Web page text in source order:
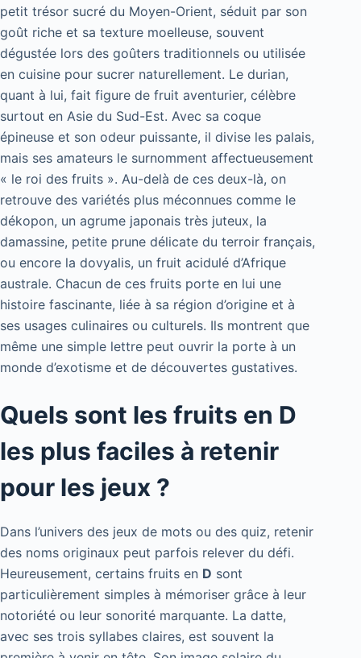
petit trésor sucré du Moyen-Orient, séduit par son
goût riche et sa texture moelleuse, souvent
dégustée lors des goûters traditionnels ou utilisée
en cuisine pour sucrer naturellement. Le durian,
quant à lui, fait figure de fruit aventurier, célèbre
surtout en Asie du Sud-Est. Avec sa coque
épineuse et son odeur puissante, il divise les palais,
mais ses amateurs le surnomment affectueusement
« le roi des fruits ». Au-delà de ces deux-là, on
retrouve des variétés plus méconnues comme le
dékopon, un agrume japonais très juteux, la
damassine, petite prune délicate du terroir français,
ou encore la dovyalis, un fruit acidulé d’Afrique
australe. Chacun de ces fruits porte en lui une
histoire fascinante, liée à sa région d’origine et à
ses usages culinaires ou culturels. Ils montrent que
même une simple lettre peut ouvrir la porte à un
monde d’exotisme et de découvertes gustatives.
Quels sont les fruits en D
les plus faciles à retenir
pour les jeux ?
Dans l’univers des jeux de mots ou des quiz, retenir
des noms originaux peut parfois relever du défi.
Heureusement, certains fruits en D sont
particulièrement simples à mémoriser grâce à leur
notoriété ou leur sonorité marquante. La datte,
avec ses trois syllabes claires, est souvent la